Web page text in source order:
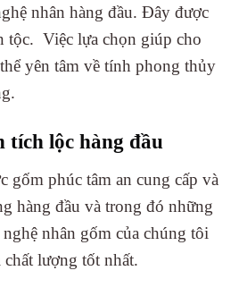
nhân hàng đầu. Đây được
tộc. Việc lựa chọn giúp cho
yên tâm về tính phong thủy
lộc hàng đầu
gốm phúc tâm an cung cấp và
hàng đầu và trong đó những
nhân gốm của chúng tôi
lượng tốt nhất.